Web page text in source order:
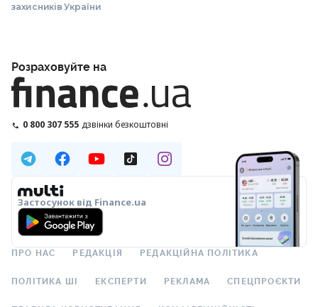
захисників України
Розраховуйте на
0 800 307 555 дзвінки безкоштовні
Застосунок від Finance.ua
ПРО НАС РЕДАКЦІЯ РЕДАКЦІЙНА ПОЛІТИКА
ПОЛІТИКА ШІ ЕКСПЕРТИ РЕКЛАМА СПЕЦПРОЄКТИ